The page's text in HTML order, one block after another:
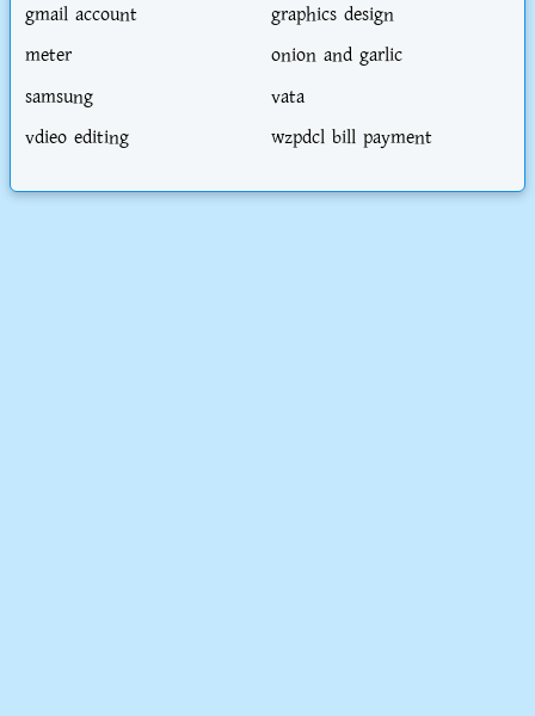
gmail account
graphics design
meter
onion and garlic
samsung
vata
vdieo editing
wzpdcl bill payment